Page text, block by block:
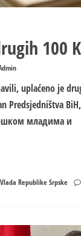
100
uplaćeno je
Predsjedništva
младима и
Vlada Republike Srpske